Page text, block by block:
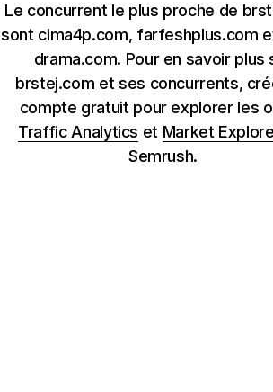
Le concurrent le plus proche de
sont cima4p.com, farfeshplus.com
drama.com. Pour en savoir plus
brstej.com et ses concurrents,
compte gratuit pour explorer les
Traffic Analytics et Market
Semrush.